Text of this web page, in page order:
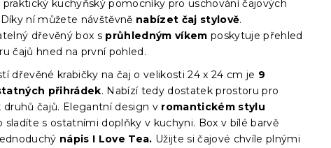
praktický kuchyňský pomocníky pro uschování čajových
ní můžete návštěvně nabízet čaj stylově.
dřevěný box s průhledným víkem poskytuje přehled
čajů hned na první pohled.
dřevěné krabičky na čaj o velikosti 24 x 24 cm je 9
přihrádek. Nabízí tedy dostatek prostoru pro
druhů čajů. Elegantní design v romantickém stylu
sladíte s ostatními doplňky v kuchyni. Box v bílé barvě
nápis I Love Tea. Užijte si čajové chvíle plnými